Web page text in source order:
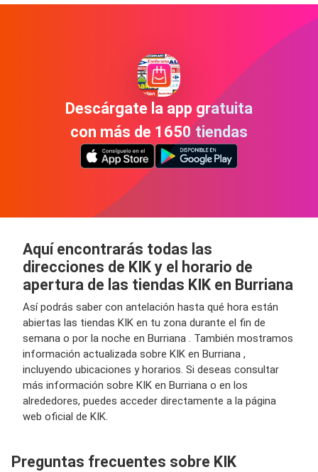
Descárgate la app gratuita
con más de 1650 tiendas
Aquí encontrarás todas las
direcciones de KIK y el horario de
apertura de las tiendas KIK en Burriana
Así podrás saber con antelación hasta qué hora están
abiertas las tiendas KIK en tu zona durante el fin de
semana o por la noche en Burriana . También mostramos
información actualizada sobre KIK en Burriana ,
incluyendo ubicaciones y horarios. Si deseas consultar
más información sobre KIK en Burriana o en los
alrededores, puedes acceder directamente a la página
web oficial de KIK.
Preguntas frecuentes sobre KIK